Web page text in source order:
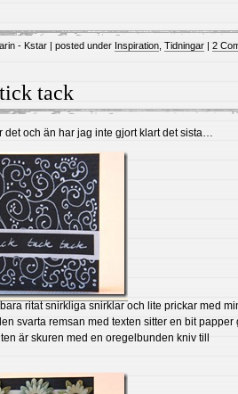
- Kstar | posted under Inspiration Tidningar | 2
tack
det och än har jag inte gjort klart det sista…
ritat snirkliga snirklar och lite prickar med
svarta remsan med texten sitter en bit papper
är skuren med en oregelbunden kniv till